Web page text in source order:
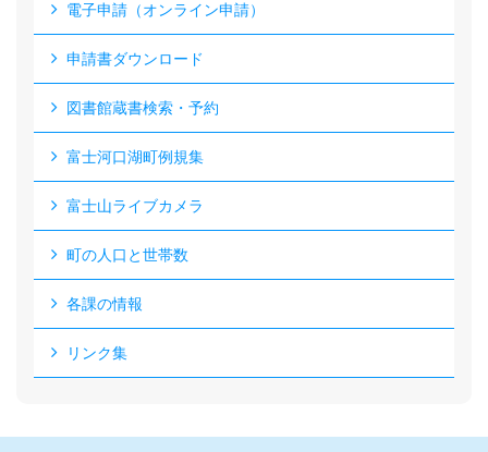
電子申請（オンライン申請）
申請書ダウンロード
図書館蔵書検索・予約
富士河口湖町例規集
富士山ライブカメラ
町の人口と世帯数
各課の情報
リンク集